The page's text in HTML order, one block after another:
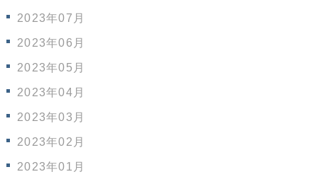
2023年07月
2023年06月
2023年05月
2023年04月
2023年03月
2023年02月
2023年01月